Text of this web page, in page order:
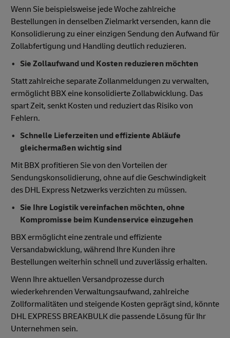
Wenn Sie beispielsweise jede Woche zahlreiche
Bestellungen in denselben Zielmarkt versenden, kann die
Konsolidierung zu einer einzigen Sendung den Aufwand für
Zollabfertigung und Handling deutlich reduzieren.
Sie Zollaufwand und Kosten reduzieren möchten
Statt zahlreiche separate Zollanmeldungen zu verwalten,
ermöglicht BBX eine konsolidierte Zollabwicklung. Das
spart Zeit, senkt Kosten und reduziert das Risiko von
Fehlern.
Schnelle Lieferzeiten und effiziente Abläufe
gleichermaßen wichtig sind
Mit BBX profitieren Sie von den Vorteilen der
Sendungskonsolidierung, ohne auf die Geschwindigkeit
des DHL Express Netzwerks verzichten zu müssen.
Sie Ihre Logistik vereinfachen möchten, ohne
Kompromisse beim Kundenservice einzugehen
BBX ermöglicht eine zentrale und effiziente
Versandabwicklung, während Ihre Kunden ihre
Bestellungen weiterhin schnell und zuverlässig erhalten.
Wenn Ihre aktuellen Versandprozesse durch
wiederkehrenden Verwaltungsaufwand, zahlreiche
Zollformalitäten und steigende Kosten geprägt sind, könnte
DHL EXPRESS BREAKBULK die passende Lösung für Ihr
Unternehmen sein.